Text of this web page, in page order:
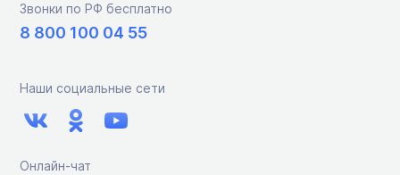
Звонки по РФ бесплатно
8 800 100 04 55
Наши социальные сети
Онлайн-чат